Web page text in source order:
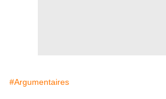
#Argumentaires